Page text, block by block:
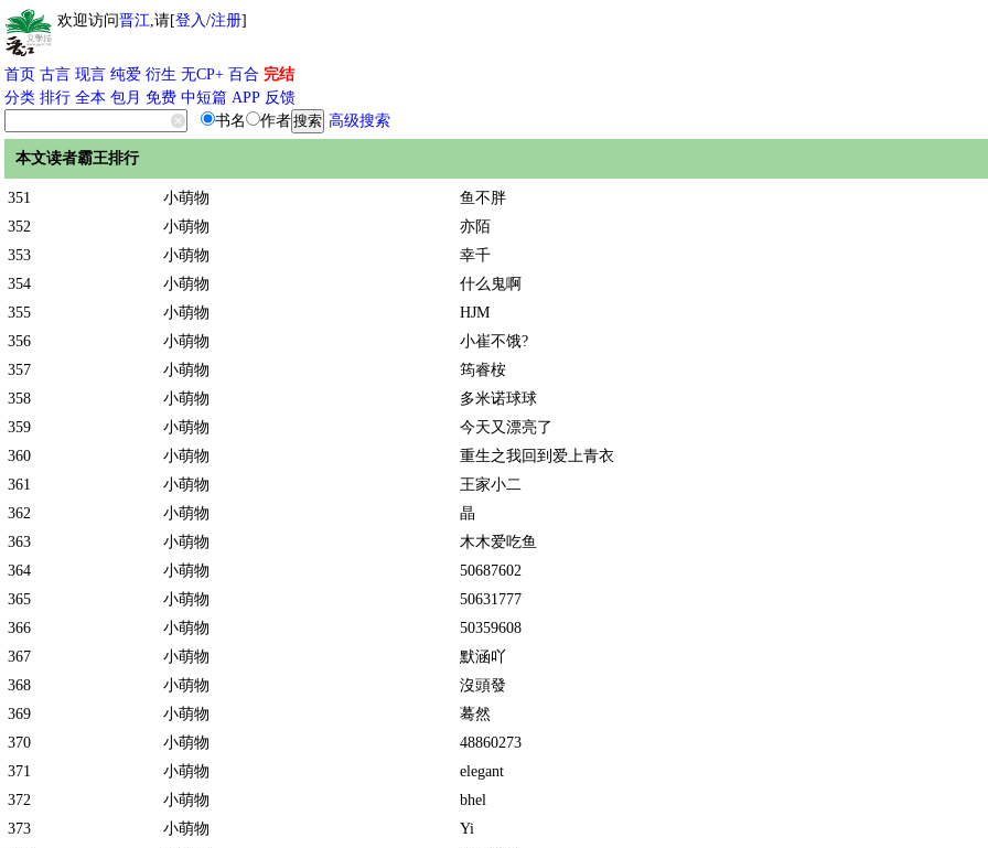
欢迎访问晋江,请[登入/注册]
首页 古言 现言 纯爱 衍生 无CP+ 百合 完结
分类 排行 全本 包月 免费 中短篇 APP 反馈
书名
作者 高级搜索
本文读者霸王排行
351 小萌物 鱼不胖
352
小萌物 亦陌
353
小萌物 幸千
354
小萌物 什么鬼啊
355
小萌物 HJM
356
小萌物 小崔不饿?
357
小萌物 筠睿桉
358
小萌物 多米诺球球
359
小萌物 今天又漂亮了
360
小萌物 重生之我回到爱上青衣
361
小萌物 王家小二
362
小萌物 晶
363
小萌物 木木爱吃鱼
364
小萌物 50687602
365
小萌物 50631777
366
小萌物 50359608
367
小萌物 默涵吖
368
小萌物 沒頭發
369
小萌物 蓦然
370
小萌物 48860273
371
小萌物 elegant
372
小萌物 bhel
373
小萌物 Yi